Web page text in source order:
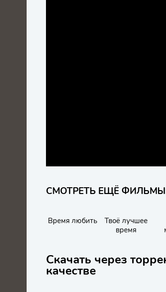
СМОТРЕТЬ ЕЩЁ
Время любить
Твоё лучшее
время
Скачать через
качестве